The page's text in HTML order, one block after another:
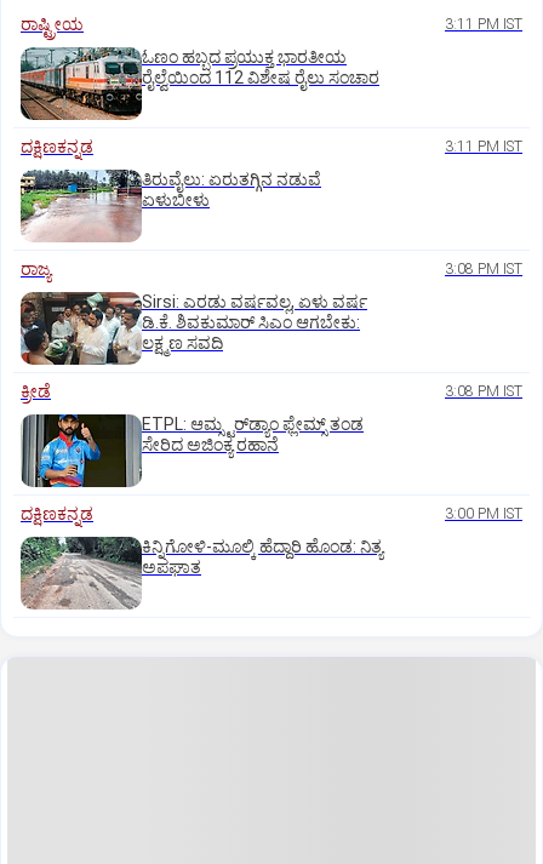
ರಾಷ್ಟ್ರೀಯ 3:11 PM IST
ಓಣಂ ಹಬ್ಬದ ಪ್ರಯುಕ್ತ ಭಾರತೀಯ
ರೈಲ್ವೆಯಿಂದ 112 ವಿಶೇಷ ರೈಲು ಸಂಚಾರ
ದಕ್ಷಿಣಕನ್ನಡ 3:11 PM IST
ತಿರುವೈಲು: ಏರುತಗ್ಗಿನ ನಡುವೆ
ಏಳುಬೀಳು
ರಾಜ್ಯ 3:08 PM IST
Sirsi: ಎರಡು ವರ್ಷವಲ್ಲ, ಏಳು ವರ್ಷ
ಡಿ.ಕೆ. ಶಿವಕುಮಾರ್ ಸಿಎಂ ಆಗಬೇಕು:
ಲಕ್ಷ್ಮಣ ಸವದಿ
ಕ್ರೀಡೆ 3:08 PM IST
ETPL: ಆಮ್ಸ್ಟರ್‌ಡ್ಯಾಂ ಫ್ಲೇಮ್ಸ್‌ ತಂಡ
ಸೇರಿದ ಅಜಿಂಕ್ಯ ರಹಾನೆ
ದಕ್ಷಿಣಕನ್ನಡ 3:00 PM IST
ಕಿನ್ನಿಗೋಳಿ-ಮೂಲ್ಕಿ ಹೆದ್ದಾರಿ ಹೊಂಡ: ನಿತ್ಯ
ಅಪಘಾತ